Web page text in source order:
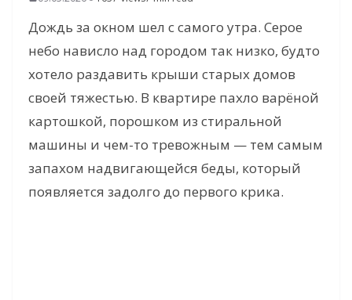
Дождь за окном шел с самого утра. Серое
небо нависло над городом так низко, будто
хотело раздавить крыши старых домов
своей тяжестью. В квартире пахло варёной
картошкой, порошком из стиральной
машины и чем-то тревожным — тем самым
запахом надвигающейся беды, который
появляется задолго до первого крика.